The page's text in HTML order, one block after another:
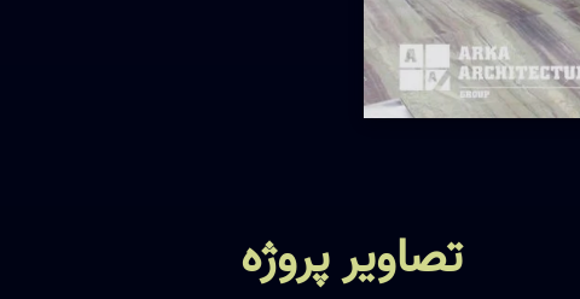
تصاویر پروژه